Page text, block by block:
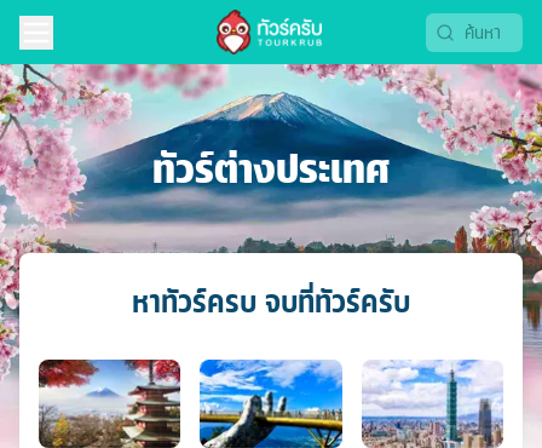
ทัวร์ต่างประเทศ
หาทัวร์ครบ จบที่ทัวร์ครับ